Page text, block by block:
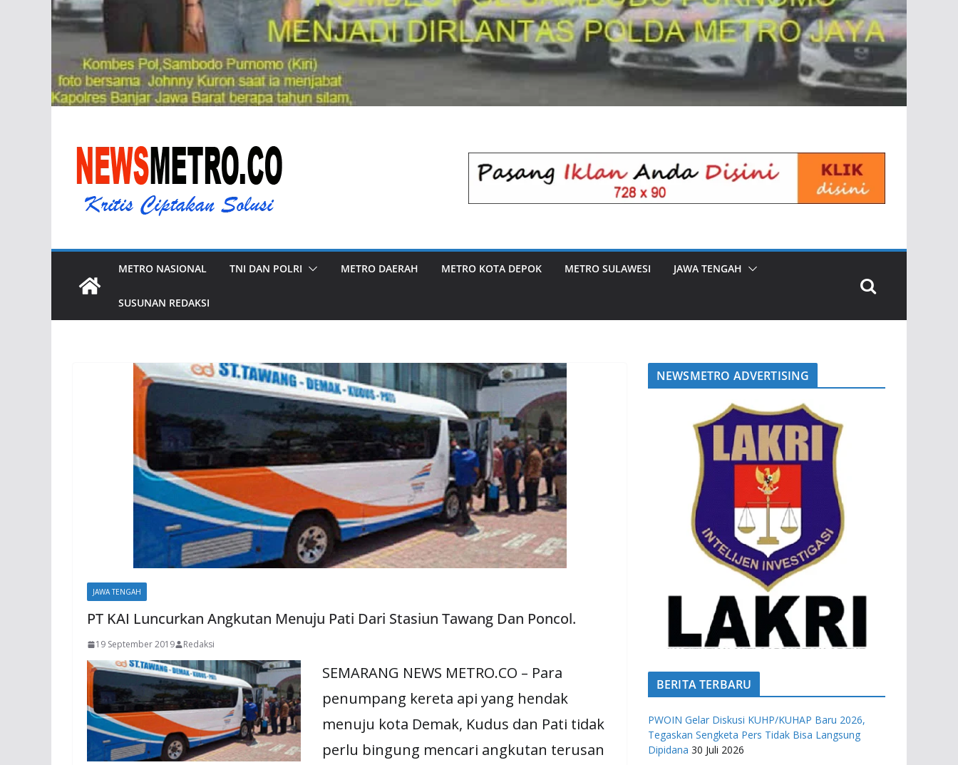
METRO NASIONAL TNI DAN POLRI METRO DAERAH METRO KOTA DEPOK METRO SULAWESI JAWA TENGAH
SUSUNAN REDAKSI
JAWA TENGAH
PT KAI Luncurkan Angkutan Menuju Pati Dari Stasiun Tawang Dan Poncol.
19 September 2019 Redaksi
SEMARANG NEWS METRO.CO – Para
penumpang kereta api yang hendak
menuju kota Demak, Kudus dan Pati tidak
perlu bingung mencari angkutan terusan
NEWSMETRO ADVERTISING
BERITA TERBARU
PWOIN Gelar Diskusi KUHP/KUHAP Baru 2026,
Tegaskan Sengketa Pers Tidak Bisa Langsung
Dipidana 30 Juli 2026